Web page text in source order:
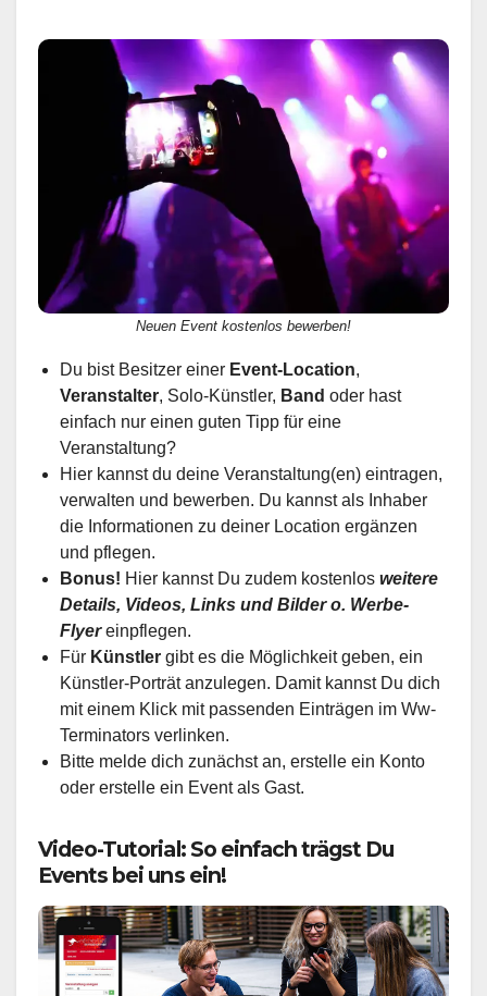
Neuen Event kostenlos bewerben!
Du bist Besitzer einer Event-Location,
Veranstalter, Solo-Künstler, Band oder hast
einfach nur einen guten Tipp für eine
Veranstaltung?
Hier kannst du deine Veranstaltung(en) eintragen,
verwalten und bewerben. Du kannst als Inhaber
die Informationen zu deiner Location ergänzen
und pflegen.
Bonus! Hier kannst Du zudem kostenlos weitere
Details, Videos, Links und Bilder o. Werbe-
Flyereinpflegen.
Für Künstler gibt es die Möglichkeit geben, ein
Künstler-Porträt anzulegen. Damit kannst Du dich
mit einem Klick mit passenden Einträgen im Ww-
Terminators verlinken.
Bitte melde dich zunächst an, erstelle ein Konto
oder erstelle ein Event als Gast.
Video-Tutorial: So einfach trägst Du
Events bei uns ein!